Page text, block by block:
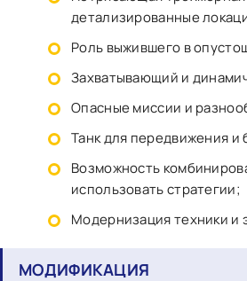
детализированные
Роль выжившего в
Захватывающий и
Опасные миссии и
Танк для передвижения и
Возможность
использовать стратегии;
Модернизация техники и
МОДИФИКАЦИЯ